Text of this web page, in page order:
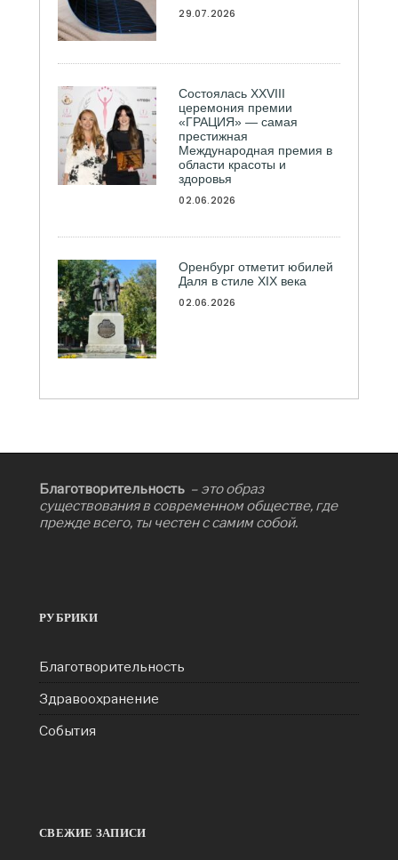
29.07.2026
Состоялась ХXVIII
церемония премии
«ГРАЦИЯ» — самая
престижная
Международная премия в
области красоты и
здоровья
02.06.2026
Оренбург отметит юбилей
Даля в стиле XIX века
02.06.2026
Благотворительность – это образ
существования в современном обществе, где
прежде всего, ты честен с самим собой.
РУБРИКИ
Благотворительность
Здравоохранение
События
СВЕЖИЕ ЗАПИСИ